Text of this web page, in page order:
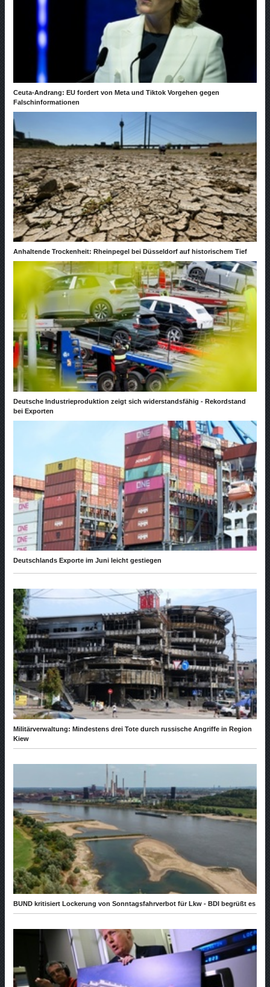
Ceuta-Andrang: EU fordert von Meta und Tiktok Vorgehen gegen
Falschinformationen
Anhaltende Trockenheit: Rheinpegel bei Düsseldorf auf historischem Tief
Deutsche Industrieproduktion zeigt sich widerstandsfähig - Rekordstand
bei Exporten
Deutschlands Exporte im Juni leicht gestiegen
Militärverwaltung: Mindestens drei Tote durch russische Angriffe in Region
Kiew
BUND kritisiert Lockerung von Sonntagsfahrverbot für Lkw - BDI begrüßt es